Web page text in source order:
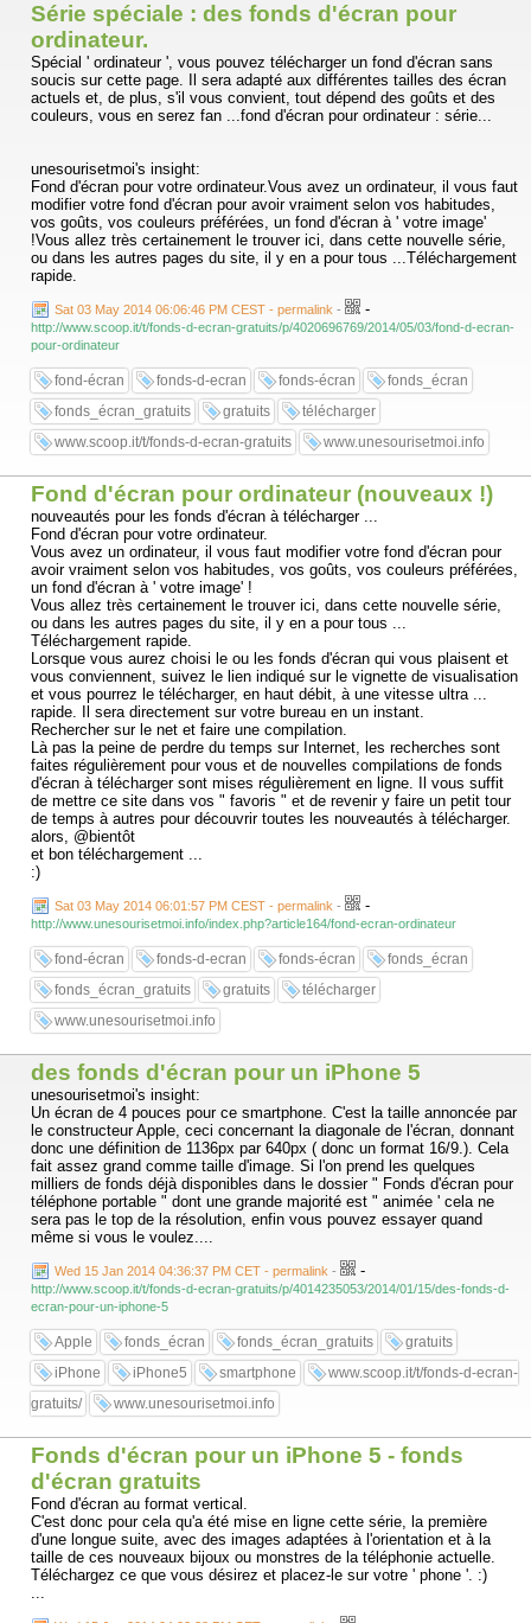
Série spéciale : des fonds d'écran pour
ordinateur.
Spécial ' ordinateur ', vous pouvez télécharger un fond d'écran sans
soucis sur cette page. Il sera adapté aux différentes tailles des écran
actuels et, de plus, s'il vous convient, tout dépend des goûts et des
couleurs, vous en serez fan ...fond d'écran pour ordinateur : série...
unesourisetmoi's insight:
Fond d'écran pour votre ordinateur.Vous avez un ordinateur, il vous faut
modifier votre fond d'écran pour avoir vraiment selon vos habitudes,
vos goûts, vos couleurs préférées, un fond d'écran à ' votre image'
!Vous allez très certainement le trouver ici, dans cette nouvelle série,
ou dans les autres pages du site, il y en a pour tous ...Téléchargement
rapide.
Sat 03 May 2014 06:06:46 PM CEST - permalink - -
http://www.scoop.it/t/fonds-d-ecran-gratuits/p/4020696769/2014/05/03/fond-d-ecran-
pour-ordinateur
fond-écran fonds-d-ecran fonds-écran
fonds_écran
fonds_écran_gratuits
gratuits
télécharger
www.scoop.it/t/fonds-d-ecran-gratuits
www.unesourisetmoi.info
Fond d'écran pour ordinateur (nouveaux !)
nouveautés pour les fonds d'écran à télécharger ...
Fond d'écran pour votre ordinateur.
Vous avez un ordinateur, il vous faut modifier votre fond d'écran pour
avoir vraiment selon vos habitudes, vos goûts, vos couleurs préférées,
un fond d'écran à ' votre image' !
Vous allez très certainement le trouver ici, dans cette nouvelle série,
ou dans les autres pages du site, il y en a pour tous ...
Téléchargement rapide.
Lorsque vous aurez choisi le ou les fonds d'écran qui vous plaisent et
vous conviennent, suivez le lien indiqué sur le vignette de visualisation
et vous pourrez le télécharger, en haut débit, à une vitesse ultra ...
rapide. Il sera directement sur votre bureau en un instant.
Rechercher sur le net et faire une compilation.
Là pas la peine de perdre du temps sur Internet, les recherches sont
faites régulièrement pour vous et de nouvelles compilations de fonds
d'écran à télécharger sont mises régulièrement en ligne. Il vous suffit
de mettre ce site dans vos " favoris " et de revenir y faire un petit tour
de temps à autres pour découvrir toutes les nouveautés à télécharger.
alors, @bientôt
et bon téléchargement ...
:)
Sat 03 May 2014 06:01:57 PM CEST - permalink - -
http://www.unesourisetmoi.info/index.php?article164/fond-ecran-ordinateur
fond-écran fonds-d-ecran fonds-écran
fonds_écran
fonds_écran_gratuits
gratuits
télécharger
www.unesourisetmoi.info
des fonds d'écran pour un iPhone 5
unesourisetmoi's insight:
Un écran de 4 pouces pour ce smartphone. C'est la taille annoncée par
le constructeur Apple, ceci concernant la diagonale de l'écran, donnant
donc une définition de 1136px par 640px ( donc un format 16/9.). Cela
fait assez grand comme taille d'image. Si l'on prend les quelques
milliers de fonds déjà disponibles dans le dossier " Fonds d'écran pour
téléphone portable " dont une grande majorité est " animée ' cela ne
sera pas le top de la résolution, enfin vous pouvez essayer quand
même si vous le voulez....
Wed 15 Jan 2014 04:36:37 PM CET - permalink - -
http://www.scoop.it/t/fonds-d-ecran-gratuits/p/4014235053/2014/01/15/des-fonds-d-
ecran-pour-un-iphone-5
Apple fonds_écran fonds_écran_gratuits
gratuits
iPhone
iPhone5 smartphone
www.scoop.it/t/fonds-d-ecran-
gratuits/
www.unesourisetmoi.info
Fonds d'écran pour un iPhone 5 - fonds
d'écran gratuits
Fond d'écran au format vertical.
C'est donc pour cela qu'a été mise en ligne cette série, la première
d'une longue suite, avec des images adaptées à l'orientation et à la
taille de ces nouveaux bijoux ou monstres de la téléphonie actuelle.
Téléchargez ce que vous désirez et placez-le sur votre ' phone '. :)
...